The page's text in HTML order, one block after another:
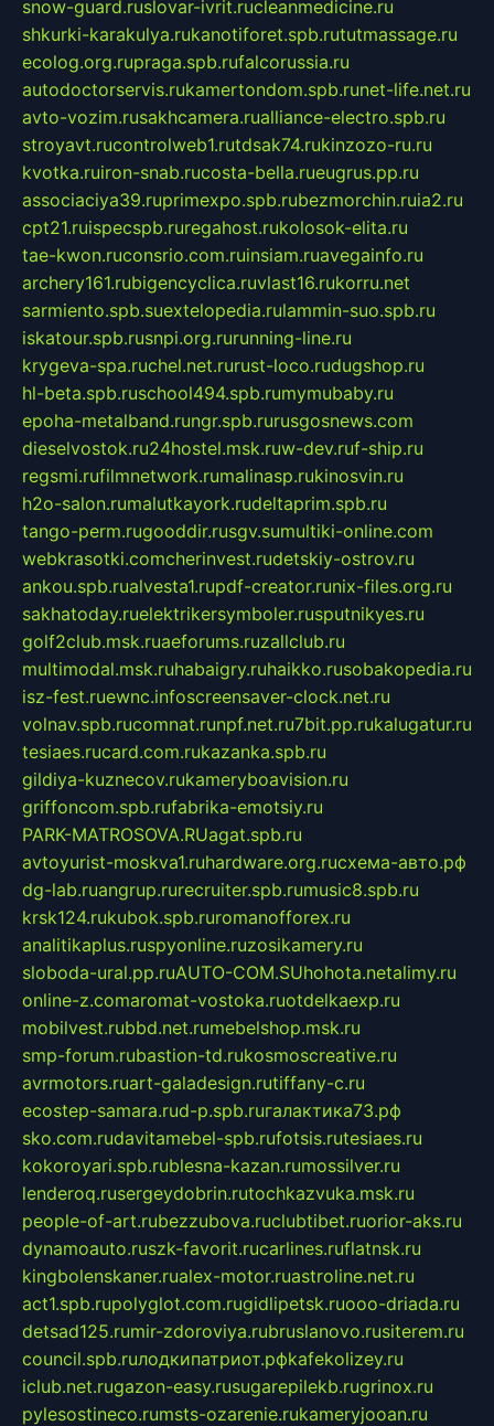
snow-guard.ruslovar-ivrit.rucleanmedicine.ru
shkurki-karakulya.rukanotiforet.spb.rututmassage.ru
ecolog.org.rupraga.spb.rufalcorussia.ru
autodoctorservis.rukamertondom.spb.runet-life.net.ru
avto-vozim.rusakhcamera.rualliance-electro.spb.ru
stroyavt.rucontrolweb1.rutdsak74.rukinzozo-ru.ru
kvotka.ruiron-snab.rucosta-bella.rueugrus.pp.ru
associaciya39.ruprimexpo.spb.rubezmorchin.ruia2.ru
cpt21.ruispecspb.ruregahost.rukolosok-elita.ru
tae-kwon.ruconsrio.com.ruinsiam.ruavegainfo.ru
archery161.rubigencyclica.ruvlast16.rukorru.net
sarmiento.spb.suextelopedia.rulammin-suo.spb.ru
iskatour.spb.rusnpi.org.rurunning-line.ru
krygeva-spa.ruchel.net.rurust-loco.rudugshop.ru
hl-beta.spb.ruschool494.spb.rumymubaby.ru
epoha-metalband.rungr.spb.rurusgosnews.com
dieselvostok.ru24hostel.msk.ruw-dev.ruf-ship.ru
regsmi.rufilmnetwork.rumalinasp.rukinosvin.ru
h2o-salon.rumalutkayork.rudeltaprim.spb.ru
tango-perm.rugooddir.rusgv.sumultiki-online.com
webkrasotki.comcherinvest.rudetskiy-ostrov.ru
ankou.spb.rualvesta1.rupdf-creator.runix-files.org.ru
sakhatoday.ruelektrikersymboler.rusputnikyes.ru
golf2club.msk.ruaeforums.ruzallclub.ru
multimodal.msk.ruhabaigry.ruhaikko.rusobakopedia.ru
isz-fest.ruewnc.infoscreensaver-clock.net.ru
volnav.spb.rucomnat.runpf.net.ru7bit.pp.rukalugatur.ru
tesiaes.rucard.com.rukazanka.spb.ru
gildiya-kuznecov.rukameryboavision.ru
griffoncom.spb.rufabrika-emotsiy.ru
PARK-MATROSOVA.RUagat.spb.ru
avtoyurist-moskva1.ruhardware.org.ruсхема-авто.рф
dg-lab.ruangrup.rurecruiter.spb.rumusic8.spb.ru
krsk124.rukubok.spb.ruromanofforex.ru
analitikaplus.ruspyonline.ruzosikamery.ru
sloboda-ural.pp.ruAUTO-COM.SUhohota.netalimy.ru
online-z.comaromat-vostoka.ruotdelkaexp.ru
mobilvest.rubbd.net.rumebelshop.msk.ru
smp-forum.rubastion-td.rukosmoscreative.ru
avrmotors.ruart-galadesign.rutiffany-c.ru
ecostep-samara.rud-p.spb.ruгалактика73.рф
sko.com.rudavitamebel-spb.rufotsis.rutesiaes.ru
kokoroyari.spb.rublesna-kazan.rumossilver.ru
lenderoq.rusergeydobrin.rutochkazvuka.msk.ru
people-of-art.rubezzubova.ruclubtibet.ruorior-aks.ru
dynamoauto.ruszk-favorit.rucarlines.ruflatnsk.ru
kingbolenskaner.rualex-motor.ruastroline.net.ru
act1.spb.rupolyglot.com.rugidlipetsk.ruooo-driada.ru
detsad125.rumir-zdoroviya.rubruslanovo.rusiterem.ru
council.spb.ruлодкипатриот.рфkafekolizey.ru
iclub.net.rugazon-easy.rusugarepilekb.rugrinox.ru
pylesostineco.rumsts-ozarenie.rukameryjooan.ru